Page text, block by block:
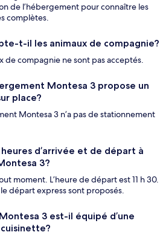
de l’hébergement pour connaître les
complètes.
t-il les animaux de compagnie?
de compagnie ne sont pas acceptés.
Montesa 3 propose un
place?
Montesa 3 n’a pas de stationnement
d’arrivée et de départ à
3?
moment. L’heure de départ est 11 h 30.
le départ express sont proposés.
3 est-il équipé d’une
cuisinette?